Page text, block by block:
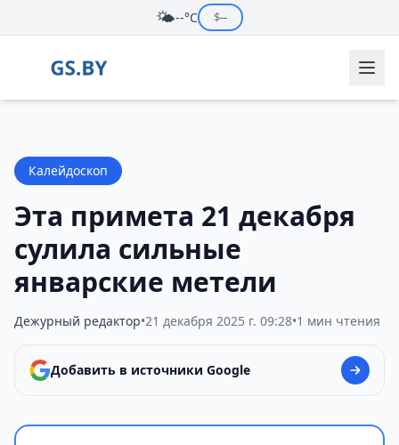
🌤️--°C $--
Калейдоскоп
Эта примета 21 декабря
сулила сильные
январские метели
Дежурный редактор•21 декабря 2025 г. 09:28•1 мин чтения
Добавить в источники Google